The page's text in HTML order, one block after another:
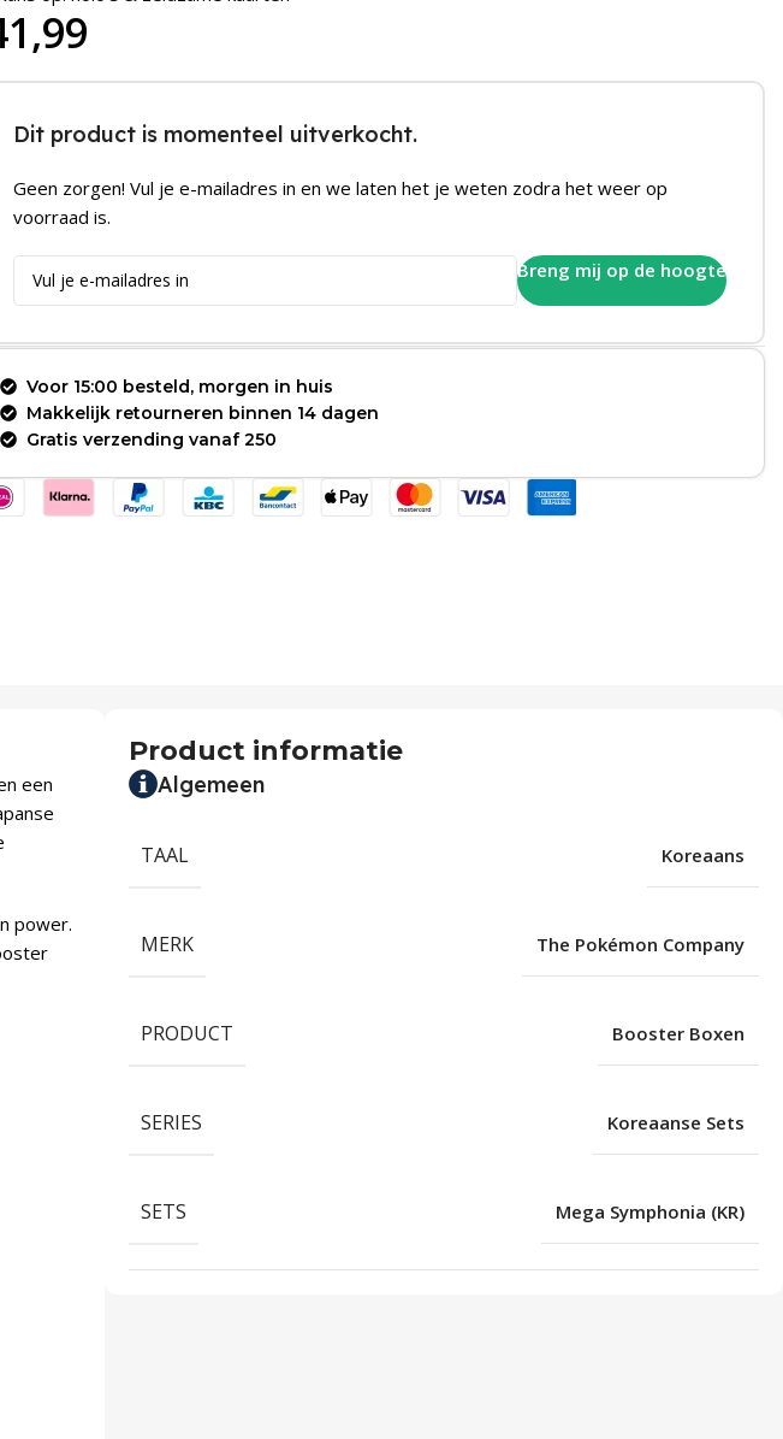
Dit product is momenteel uitverkocht.
Geen zorgen! Vul je e-mailadres in en we laten het je weten zodra het weer op
voorraad is.
Breng mij op de hoogte
Voor 15:00 besteld, morgen in huis
Makkelijk retourneren binnen 14 dagen
Gratis verzending vanaf 250
een
power.
Product informatie
Algemeen
TAAL Koreaans
MERK The Pokémon Company
PRODUCT Booster Boxen
SERIES Koreaanse Sets
SETS Mega Symphonia (KR)